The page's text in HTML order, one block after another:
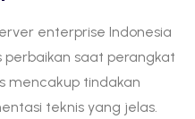
enterprise Indonesia
saat perangkat
mencakup tindakan
teknis yang jelas.